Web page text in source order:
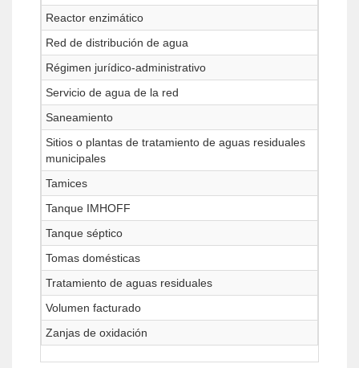
Reactor enzimático
Red de distribución de agua
Régimen jurídico-administrativo
Servicio de agua de la red
Saneamiento
Sitios o plantas de tratamiento de aguas residuales
municipales
Tamices
Tanque IMHOFF
Tanque séptico
Tomas domésticas
Tratamiento de aguas residuales
Volumen facturado
Zanjas de oxidación